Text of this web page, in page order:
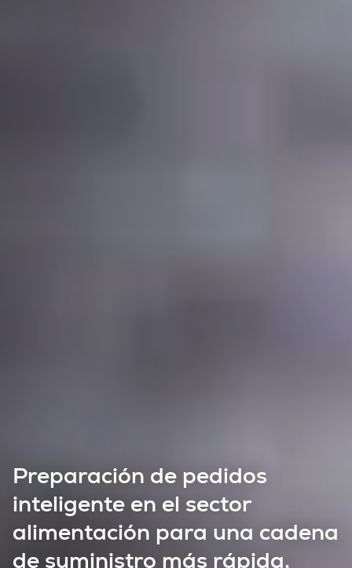
Preparación de pedidos
inteligente en el sector
alimentación para una cadena
de suministro más rápida,